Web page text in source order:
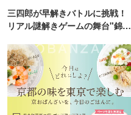
三四郎が早解きバトルに挑戦！
リアル謎解きゲームの舞台"錦糸